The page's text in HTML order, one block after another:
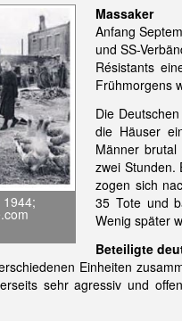
Massaker
Anfang
und SS-
Résistants
Frühmorgens
Die
die Häuser
Männer
zwei Stunden.
zogen sich
35 Tote und
Wenig später
Beteiligte
Einheiten
sehr agressiv und